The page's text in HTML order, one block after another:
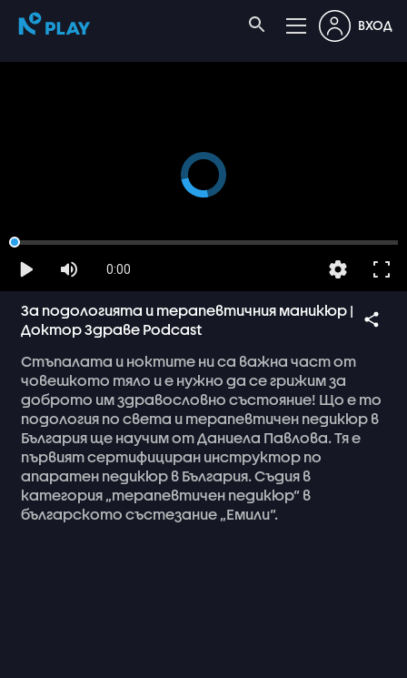
ВХОД
0:00
За подологията и терапевтичния маникюр |
Доктор Здраве Podcast
Стъпалата и ноктите ниса важна частот
човешкото тяло ие нужно да сегрижимза
доброто имздравословно състояние! Що е то
подология по света и терапевтичен педикюр в
България ще научимотДаниела Павлова.Тяе
първиятсертифициран инструктор по
апаратен педикюр в България.Съдия в
категория „терапевтичен педикюр“ в
българското състезание „Емили“.